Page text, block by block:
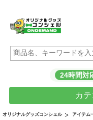
24時間対
カ
オリジナルグッズコンシェル アイテム